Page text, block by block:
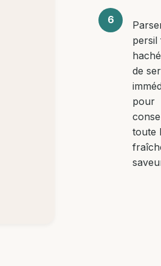
persil
de
pour
toute